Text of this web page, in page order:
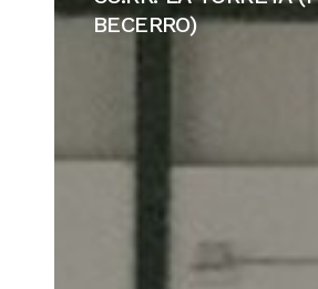
TORRETA
BECERRO)